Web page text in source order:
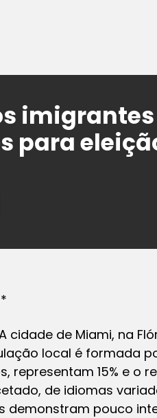
para
cidade de Miami, na
local é formada
representam 15% e o
de idiomas
demonstram pouco